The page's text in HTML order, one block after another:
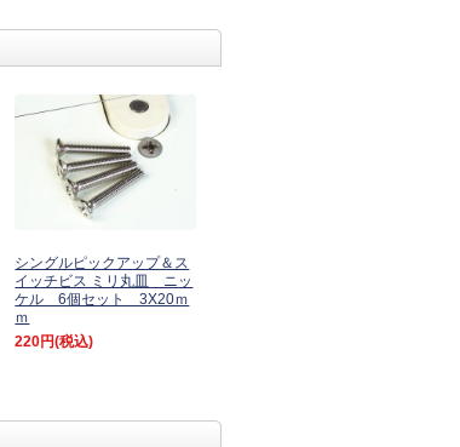
シングルピックアップ＆ス
イッチビス ミリ丸皿 ニッ
ケル 6個セット 3X20ｍ
ｍ
220円(税込)